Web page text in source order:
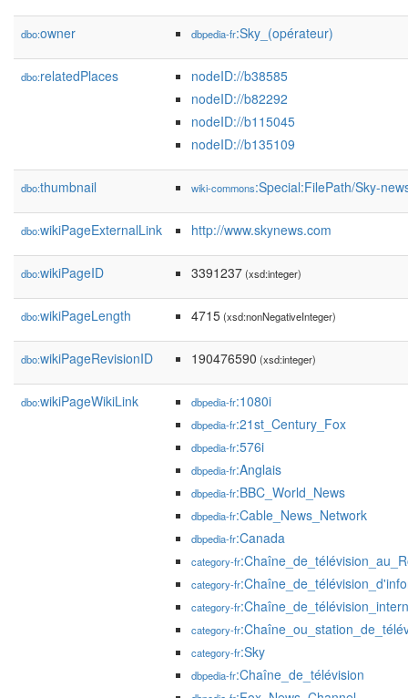
dbo:owner dbpedia-fr:Sky_(opérateur)
dbo:relatedPlaces
nodeID://b38585
nodeID://b82292
nodeID://b115045
nodeID://b135109
dbo:thumbnail wiki-commons:Special:FilePath/Sky-
dbo:wikiPageExternalLink http://www.skynews.com
dbo:wikiPageID 3391237(xsd:integer)
dbo:wikiPageLength 4715(xsd:nonNegativeInteger)
dbo:wikiPageRevisionID 190476590 (xsd:integer)
dbo:wikiPageWikiLink dbpedia-fr:1080i
dbpedia-fr:21st_Century_Fox
dbpedia-fr:576i
dbpedia-fr:Anglais
dbpedia-fr:BBC_World_News
dbpedia-fr:Cable_News_Network
dbpedia-fr:Canada
category-fr
category-fr
category-fr
category-fr
category-fr:Sky
dbpedia-fr:Chaîne_de_télévision